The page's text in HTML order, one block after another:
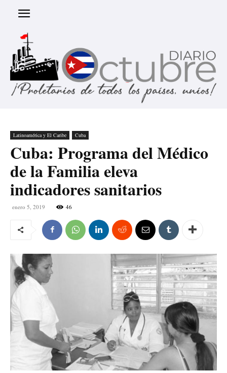
Latinoamérica y El Caribe Cuba
Cuba: Programa del Médico
de la Familia eleva
indicadores sanitarios
enero 5, 2019 46